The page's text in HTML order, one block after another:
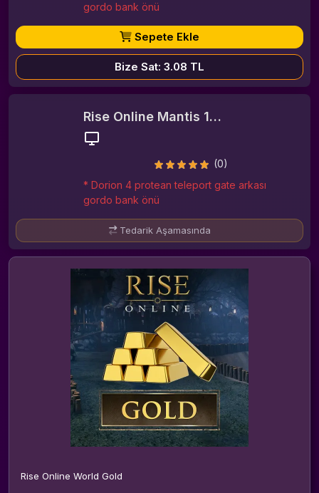
gordo bank önü
Sepete Ekle
Bize Sat: 3.08 TL
Rise Online Mantis 1M Gold Bar
(0)
* Dorion 4 protean teleport gate arkası
gordo bank önü
Tedarik Aşamasında
Rise Online World Gold